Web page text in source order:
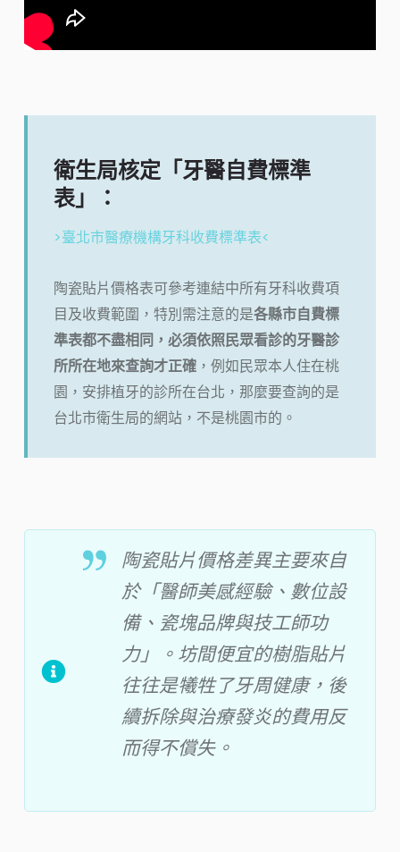
衛生局核定「牙醫自費標準
表」：
>臺北市醫療機構牙科收費標準表<
陶瓷貼片價格表可參考連結中所有牙科收費項
目及收費範圍，特別需注意的是各縣市自費標
準表都不盡相同，必須依照民眾看診的牙醫診
所所在地來查詢才正確 ，例如民眾本人住在桃
園，安排植牙的診所在台北，那麼要查詢的是
台北市衛生局的網站，不是桃園市的。
陶瓷貼片價格差異主要來自
於「醫師美感經驗、數位設
備、瓷塊品牌與技工師功
力」。坊間便宜的樹脂貼片
往往是犧牲了牙周健康，後
續拆除與治療發炎的費用反
而得不償失。